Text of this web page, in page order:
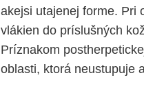
akejsi utajenej forme. Pri
vlákien do príslušných
Príznakom
oblasti, ktorá neustupuje